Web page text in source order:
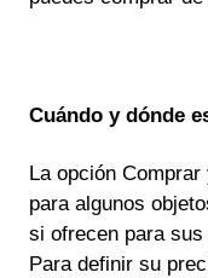
Cuándo y dónde
La opción
para algunos
si ofrecen para
Para definir su